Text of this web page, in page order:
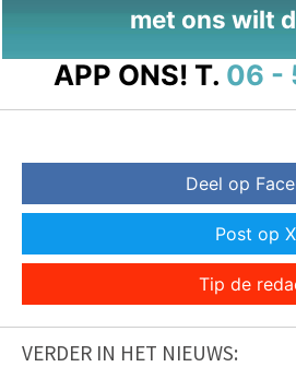
met ons wilt
APP ONS! T. 06 -
Deel op
Post op X
Tip de
VERDER IN HET NIEUWS: